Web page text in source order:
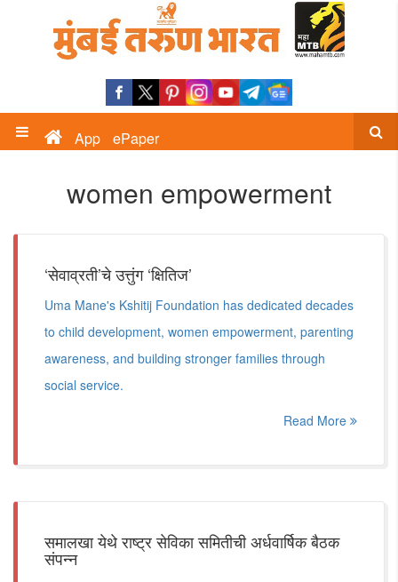
App ePaper
women empowerment
‘सेवाव्रती’चे उत्तुंग ‘क्षितिज’
Uma Mane's Kshitij Foundation has dedicated decades
to child development, women empowerment, parenting
awareness, and building stronger families through
social service.
Read More
समालखा येथे राष्ट्र सेविका समितीची अर्धवार्षिक बैठक
संपन्न